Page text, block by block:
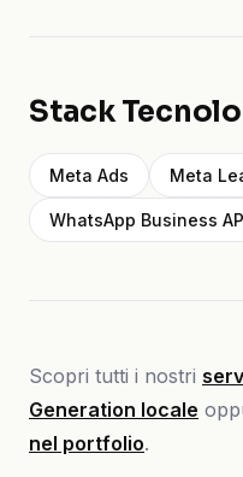
Stack
Meta Ads Meta
WhatsApp Business
Scopri tutti i nostri
Generation locale
nel portfolio.